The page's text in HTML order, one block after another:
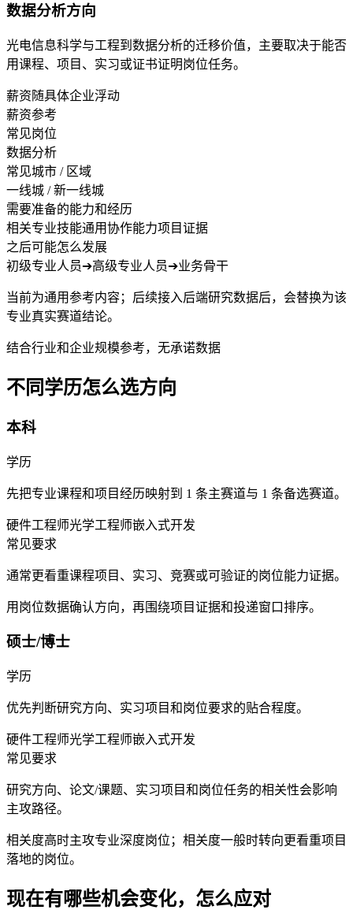
数据分析方向
光电信息科学与工程到数据分析的迁移价值，主要取决于能否
用课程、项目、实习或证书证明岗位任务。
薪资随具体企业浮动
薪资参考
常见岗位
数据分析
常见城市 / 区域
一线城 / 新一线城
需要准备的能力和经历
相关专业技能通用协作能力项目证据
之后可能怎么发展
初级专业人员➔高级专业人员➔业务骨干
当前为通用参考内容；后续接入后端研究数据后，会替换为该
专业真实赛道结论。
结合行业和企业规模参考，无承诺数据
不同学历怎么选方向
本科
学历
先把专业课程和项目经历映射到 1 条主赛道与 1 条备选赛道。
硬件工程师光学工程师嵌入式开发
常见要求
通常更看重课程项目、实习、竞赛或可验证的岗位能力证据。
用岗位数据确认方向，再围绕项目证据和投递窗口排序。
硕士/博士
学历
优先判断研究方向、实习项目和岗位要求的贴合程度。
硬件工程师光学工程师嵌入式开发
常见要求
研究方向、论文/课题、实习项目和岗位任务的相关性会影响
主攻路径。
相关度高时主攻专业深度岗位；相关度一般时转向更看重项目
落地的岗位。
现在有哪些机会变化，怎么应对